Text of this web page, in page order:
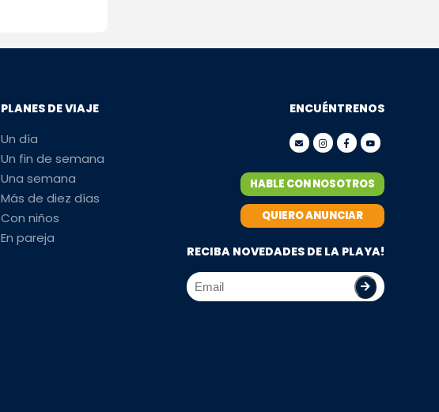
PLANES DE VIAJE
Un día
Un fin de semana
Una semana
Más de diez días
Con niños
En pareja
ENCUÉNTRENOS
HABLE CON NOSOTROS
QUIERO ANUNCIAR
RECIBA NOVEDADES DE LA PLAYA!